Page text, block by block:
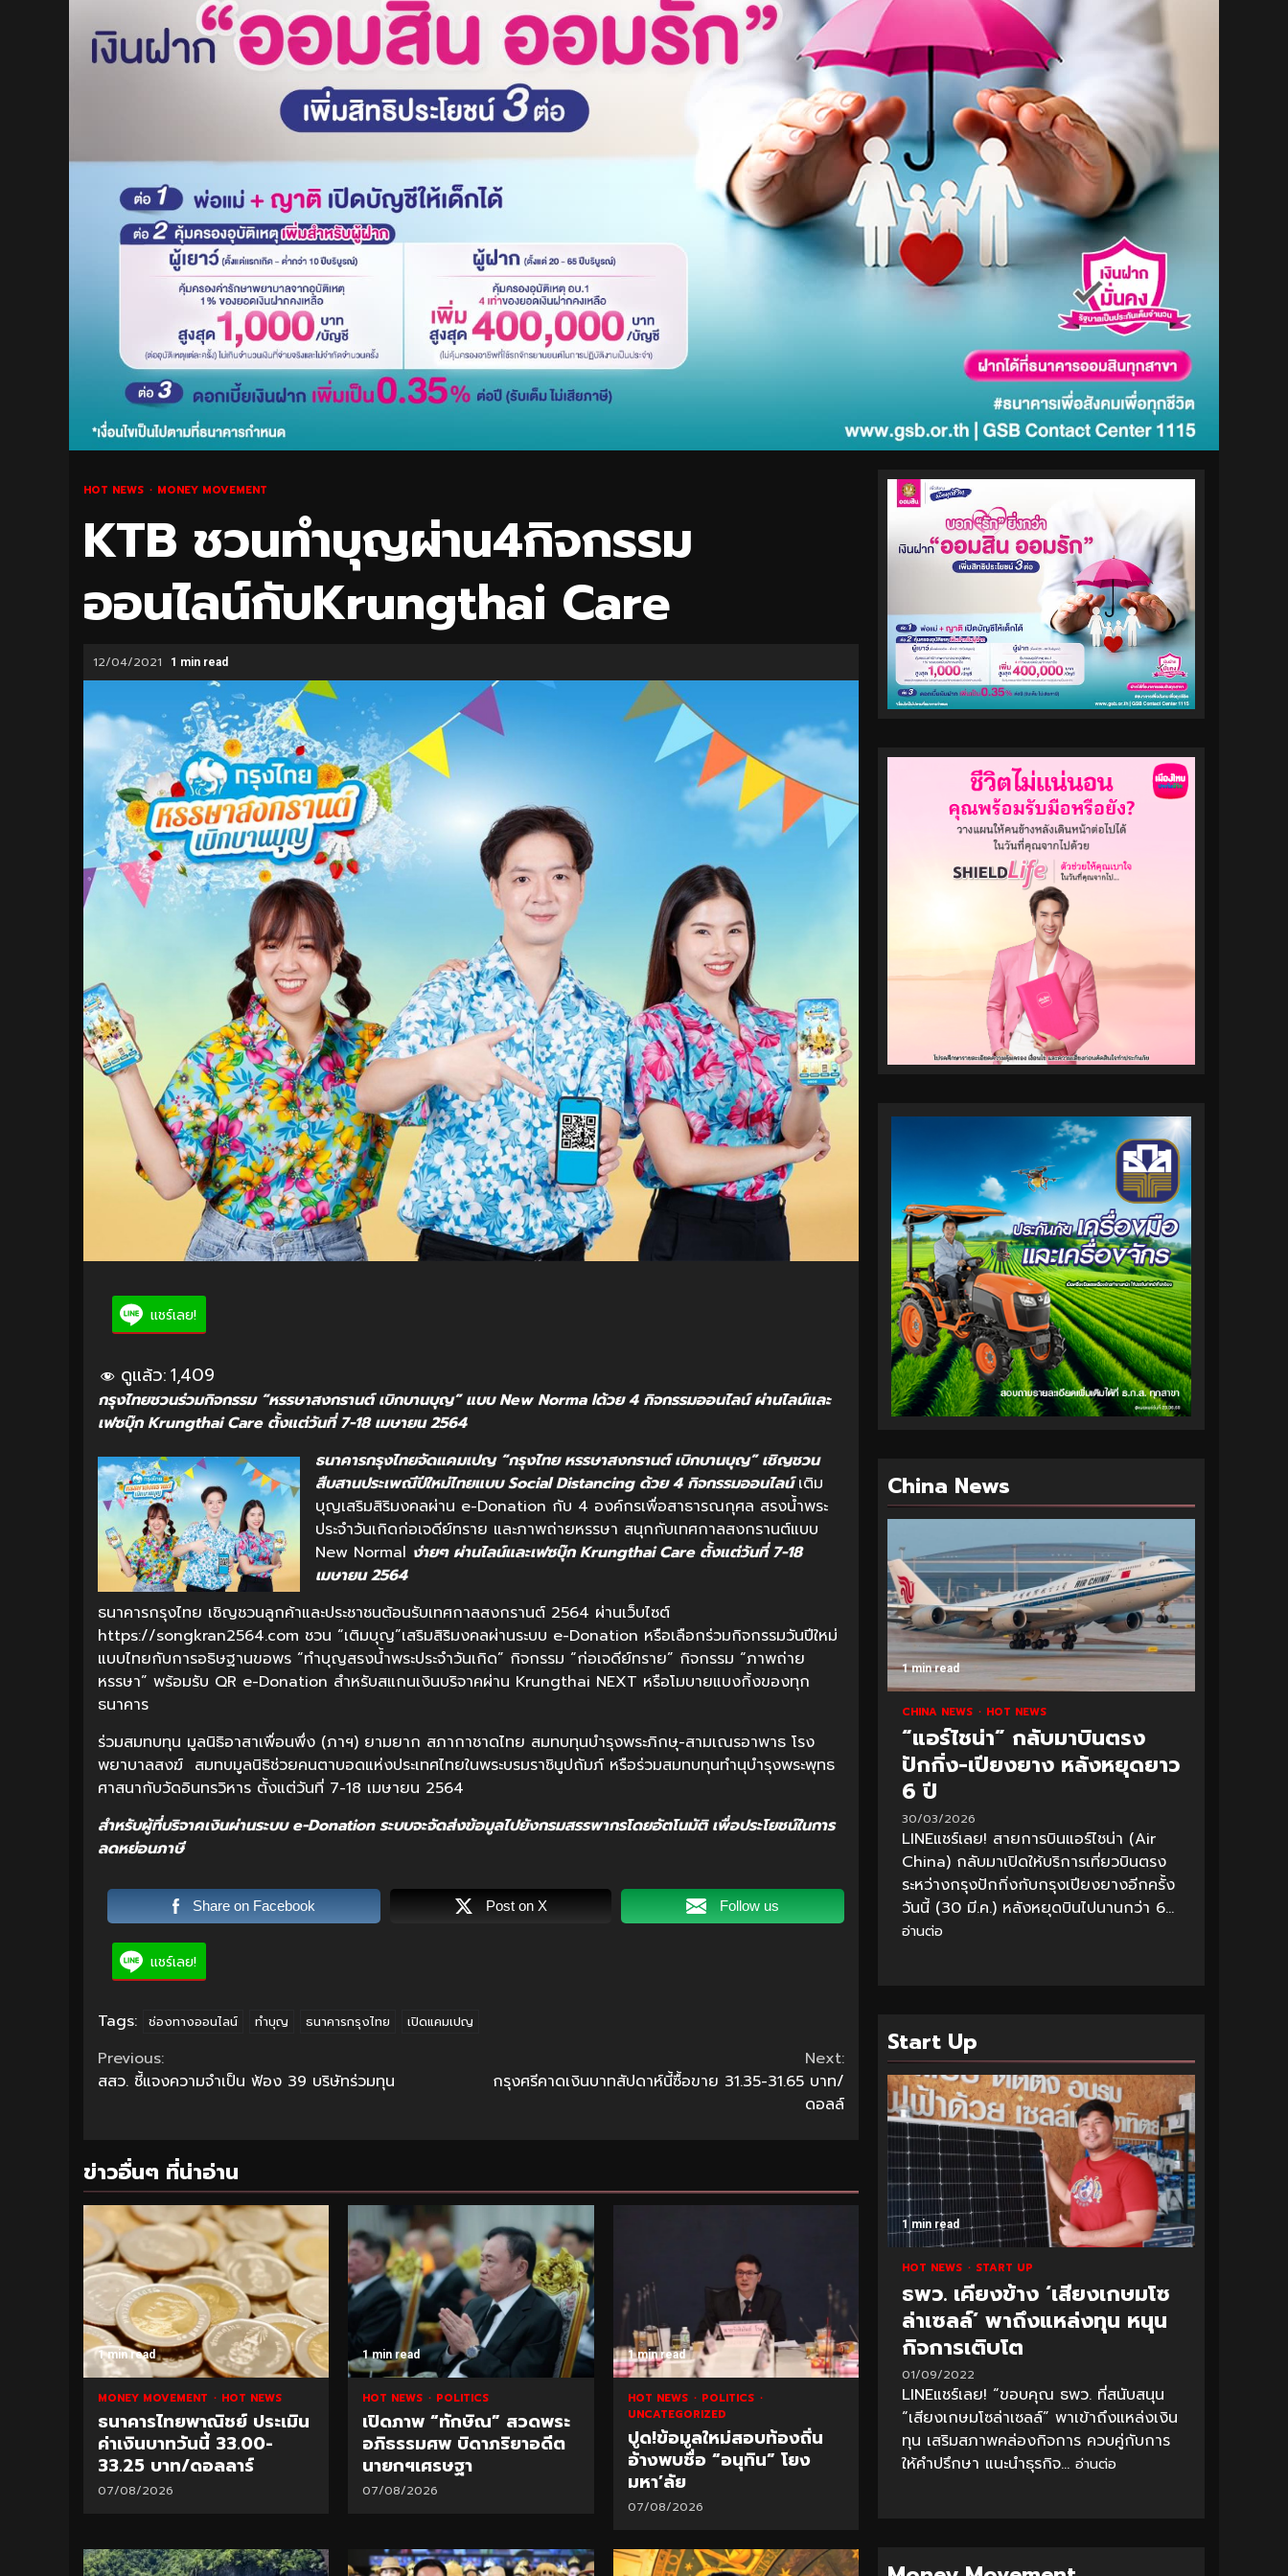
HOT NEWS MONEY MOVEMENT
KTB ชวนทำบุญผ่าน4กิจกรรม
ออนไลน์กับKrungthai Care
12/04/2021 1 min read
แชร์เลย!
ดูแล้ว:1,409
กรุงไทยชวนร่วมกิจกรรม “หรรษาสงกรานต์ เบิกบานบุญ” แบบ New Norma lด้วย 4 กิจกรรมออนไลน์ ผ่านไลน์และ
เฟซบุ๊ก Krungthai Care ตั้งแต่วันที่ 7-18 เมษายน 2564
ธนาคารกรุงไทยจัดแคมเปญ “กรุงไทย หรรษาสงกรานต์ เบิกบานบุญ” เชิญชวน
สืบสานประเพณีปีใหม่ไทยแบบ Social Distancing ด้วย 4 กิจกรรมออนไลน์เติม
บุญเสริมสิริมงคลผ่าน e-Donation กับ 4 องค์กรเพื่อสาธารณกุศล สรงน้ำพระ
ประจำวันเกิดก่อเจดีย์ทราย และภาพถ่ายหรรษา สนุกกับเทศกาลสงกรานต์แบบ
New Normal ง่ายๆ ผ่านไลน์และเฟซบุ๊ก Krungthai Care ตั้งแต่วันที่ 7-18
เมษายน 2564
ธนาคารกรุงไทย เชิญชวนลูกค้าและประชาชนต้อนรับเทศกาลสงกรานต์ 2564 ผ่านเว็บไซต์
https://songkran2564.com ชวน “เติมบุญ”เสริมสิริมงคลผ่านระบบ e-Donation หรือเลือกร่วมกิจกรรมวันปีใหม่
แบบไทยกับการอธิษฐานขอพร “ทำบุญสรงน้ำพระประจำวันเกิด” กิจกรรม “ก่อเจดีย์ทราย” กิจกรรม “ภาพถ่าย
หรรษา” พร้อมรับ QR e-Donation สำหรับสแกนเงินบริจาคผ่าน Krungthai NEXT หรือโมบายแบงกิ้งของทุก
ธนาคาร
ร่วมสมทบทุน มูลนิธิอาสาเพื่อนพึ่ง (ภาฯ) ยามยาก สภากาชาดไทย สมทบทุนบำรุงพระภิกษุ-สามเณรอาพาธ โรง
พยาบาลสงฆ์ สมทบมูลนิธิช่วยคนตาบอดแห่งประเทศไทยในพระบรมราชินูปถัมภ์ หรือร่วมสมทบทุนทำนุบำรุงพระพุทธ
ศาสนากับวัดอินทรวิหาร ตั้งแต่วันที่ 7-18 เมษายน 2564
สำหรับผู้ที่บริจาคเงินผ่านระบบ e-Donation ระบบจะจัดส่งข้อมูลไปยังกรมสรรพากรโดยอัตโนมัติ เพื่อประโยชน์ในการ
ลดหย่อนภาษี
Share on Facebook Post on X Follow us
แชร์เลย!
Tags: ช่องทางออนไลน์ ทำบุญ ธนาคารกรุงไทย เปิดแคมเปญ
Continue
Previous:
สสว. ชี้แจงความจำเป็น ฟ้อง 39 บริษัทร่วมทุน
Next:
กรุงศรีคาดเงินบาทสัปดาห์นี้ซื้อขาย 31.35-31.65 บาท/
ดอลล์
ข่าวอื่นๆ ที่น่าอ่าน
1 min read
MONEY MOVEMENT HOT NEWS
ธนาคารไทยพาณิชย์ ประเมิน
ค่าเงินบาทวันนี้ 33.00-
33.25 บาท/ดอลลาร์
07/08/2026
1 min read
HOT NEWS POLITICS
เปิดภาพ “ทักษิณ” สวดพระ
อภิธรรมศพ บิดาภริยาอดีต
นายกฯเศรษฐา
07/08/2026
1 min read
HOT NEWS
POLITICS
UNCATEGORIZED
ปูด!ข้อมูลใหม่สอบท้องถิ่น
อ้างพบชื่อ “อนุทิน” โยง
มหา’ลัย
07/08/2026
China News
1 min read
CHINA NEWS HOT NEWS
“แอร์ไชน่า” กลับมาบินตรง
ปักกิ่ง-เปียงยาง หลังหยุดยาว
6 ปี
30/03/2026
LINEแชร์เลย! สายการบินแอร์ไชน่า (Air
China) กลับมาเปิดให้บริการเที่ยวบินตรง
ระหว่างกรุงปักกิ่งกับกรุงเปียงยางอีกครั้ง
วันนี้ (30 มี.ค.) หลังหยุดบินไปนานกว่า 6...
อ่านต่อ
Start Up
1 min read
HOT NEWS START UP
ธพว. เคียงข้าง ‘เสียงเกษมโซ
ล่าเซลล์’ พาถึงแหล่งทุน หนุน
กิจการเติบโต
01/09/2022
LINEแชร์เลย! “ขอบคุณ ธพว. ที่สนับสนุน
“เสียงเกษมโซล่าเซลล์” พาเข้าถึงแหล่งเงิน
ทุน เสริมสภาพคล่องกิจการ ควบคู่กับการ
ให้คำปรึกษา แนะนำธุรกิจ... อ่านต่อ